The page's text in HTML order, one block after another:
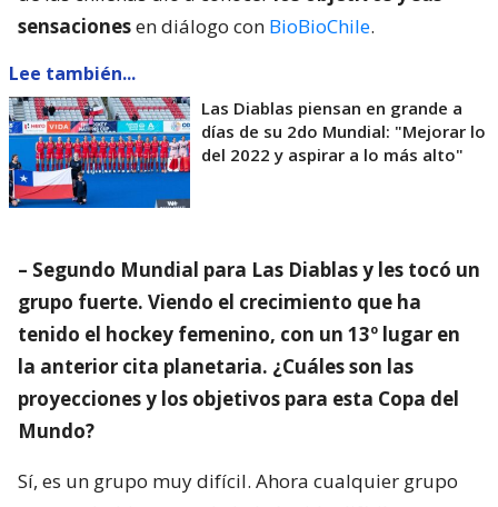
sensacionesen diálogo con BioBioChile.
Lee también...
Las Diablas piensan en grande a
días de su 2do Mundial: "Mejorar lo
del 2022 y aspirar a lo más alto"
– Segundo Mundial para Las Diablas y les tocó un
grupo fuerte. Viendo el crecimiento que ha
tenido el hockey femenino, con un 13º lugar en
la anterior cita planetaria. ¿Cuáles son las
proyecciones y los objetivos para esta Copa del
Mundo?
Sí, es un grupo muy difícil. Ahora cualquier grupo